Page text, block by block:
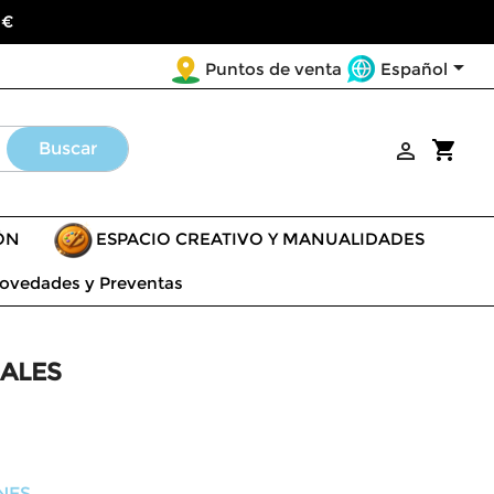
Puntos de venta Español
Buscar shopping_cart

ESPACIO CREATIVO Y MANUALIDADES
y Preventas